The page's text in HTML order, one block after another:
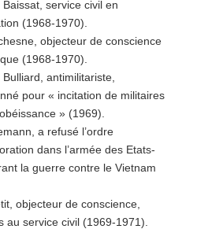
Baissat, service civil en
(1968-1970).
objecteur de conscience
(1968-1970).
antimilitariste,
pour « incitation de militaires
» (1969).
a refusé l’ordre
dans l’armée des Etats-
la guerre contre le Vietnam
objecteur de conscience,
au service civil (1969-1971).